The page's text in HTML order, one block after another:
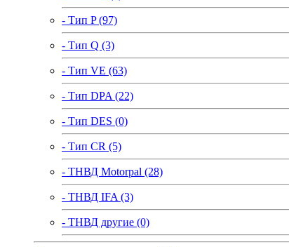
- Тип P (97)
- Тип Q (3)
- Тип VE (63)
- Тип DPA (22)
- Тип DES (0)
- Тип CR (5)
- ТНВД Motorpal (28)
- ТНВД IFA (3)
- ТНВД другие (0)